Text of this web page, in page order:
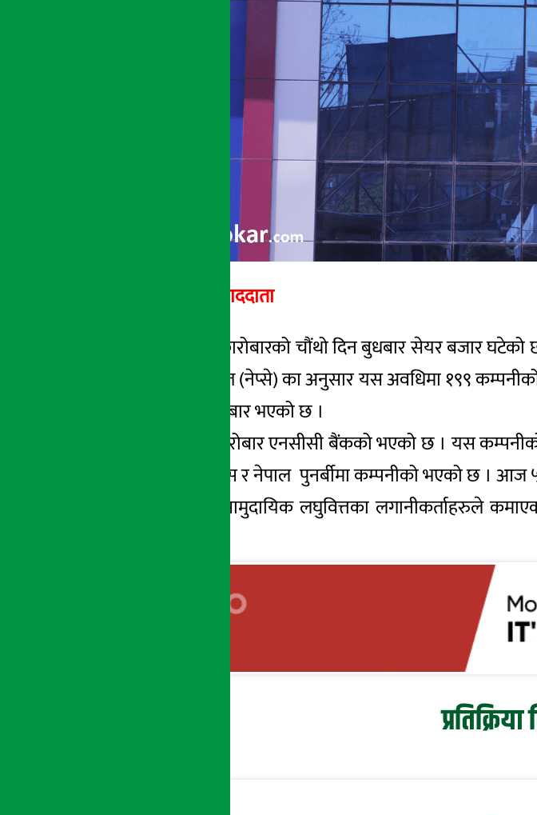
अर्थ सरोकार सम्बाददाता
काठमाडौँ । साताको कारोबारको चौंथो दिन बुधबार सेयर बजार
। नेपाल स्टक एक्सचेन्ज (नेप्से) का अनुसार यस अवधिमा १९९
४६ लाखमाथिको कारोबार भएको छ ।
आज सबैभन्दा बढी कारोबार एनसीसी बैंकको भएको छ । यस
नेपाल लाइफ इन्स्योरेन्स र नेपाल पुनर्बीमा कम्पनीको भएको छ ।
हाइड्रोपावर र महुली सामुदायिक लघुवित्तका लगानीकर्ताहरुले